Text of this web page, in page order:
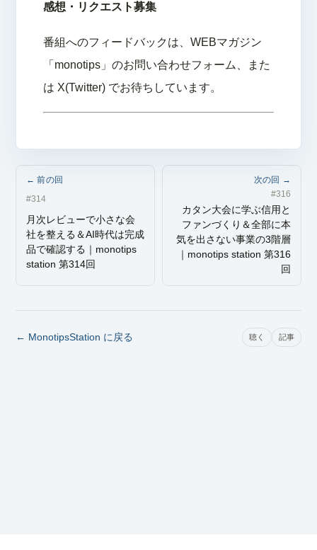
感想・リクエスト募集
番組へのフィードバックは、WEBマガジン
「monotips」のお問い合わせフォーム、また
は X(Twitter) でお待ちしています。
← 前の回
#314
月次レビューで小さな会
社を整える＆AI時代は完成
品で確認する｜monotips
station 第314回
次の回 →
#316
カタン大会に学ぶ信用と
ファンづくり＆全部に本
気を出さない事業の3階層
｜monotips station 第316
回
← MonotipsStation に戻る 聴く 記事